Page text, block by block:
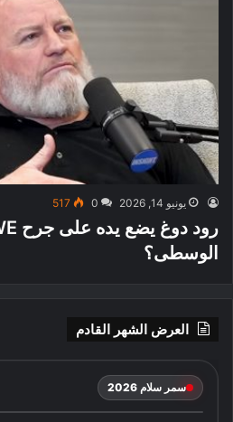
يونيو 14, 2026 0
517
الوسطى؟
العرض الشهر القادم
سمر سلام 2026